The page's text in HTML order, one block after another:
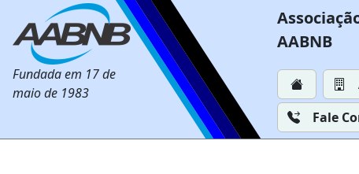
Fundada em 17 de
maio de 1983
AABNB
Fale